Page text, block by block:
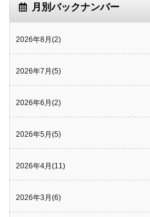
月別バックナンバー
2026年8月(2)
2026年7月(5)
2026年6月(2)
2026年5月(5)
2026年4月(11)
2026年3月(6)